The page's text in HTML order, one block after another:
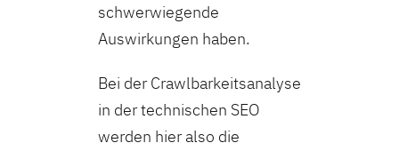
schwerwiegende
Auswirkungen haben.
Bei der Crawlbarkeitsanalyse
in der technischen SEO
werden hier also die